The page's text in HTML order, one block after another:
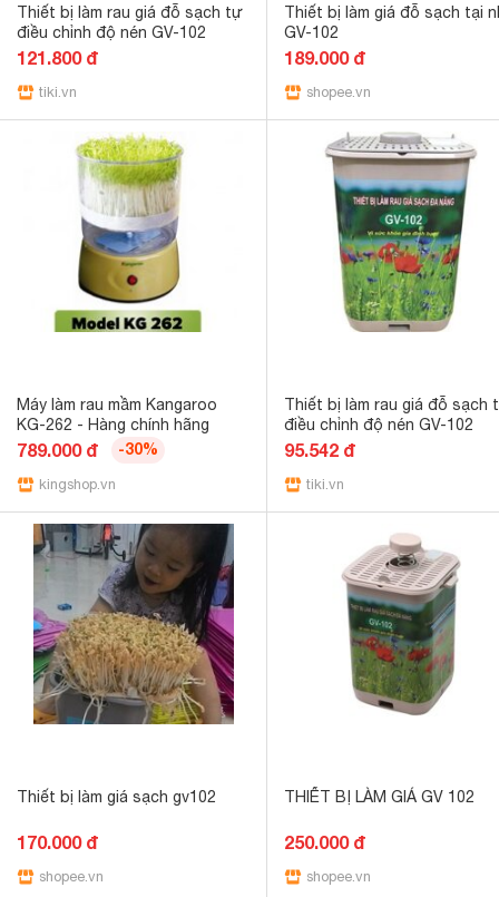
Thiết bị làm rau giá đỗ sạch tự
điều chỉnh độ nén GV-102
121.800 đ
tiki.vn
Thiết bị làm giá đỗ sạch tại
GV-102
189.000 đ
shopee.vn
Máy làm rau mầm Kangaroo
KG-262 - Hàng chính hãng
789.000 đ -30%
kingshop.vn
Thiết bị làm rau giá đỗ sạch
điều chỉnh độ nén GV-102
95.542 đ
tiki.vn
Thiết bị làm giá sạch gv102
170.000 đ
shopee.vn
THIẾT BỊ LÀM GIÁ GV 102
250.000 đ
shopee.vn